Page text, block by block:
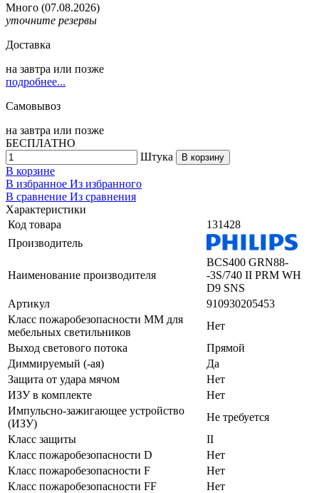
Много (07.08.2026)
уточните резервы
Доставка
на завтра или позже
подробнее...
Самовывоз
на завтра или позже
БЕСПЛАТНО
Штука
В корзину
В корзине
В избранное Из избранного
В сравнение Из сравнения
Характеристики
Код товара
131428
Производитель
Наименование производителя
BCS400 GRN88-
-3S/740 II PRM WH
D9 SNS
Артикул
910930205453
Класс пожаробезопасности ММ для
мебельных светильников
Нет
Выход светового потока
Прямой
Диммируемый (-ая)
Да
Защита от удара мячом
Нет
ИЗУ в комплекте
Нет
Импульсно-зажигающее устройство
(ИЗУ)
Не требуется
Класс защиты
II
Класс пожаробезопасности D
Нет
Класс пожаробезопасности F
Нет
Класс пожаробезопасности FF
Нет